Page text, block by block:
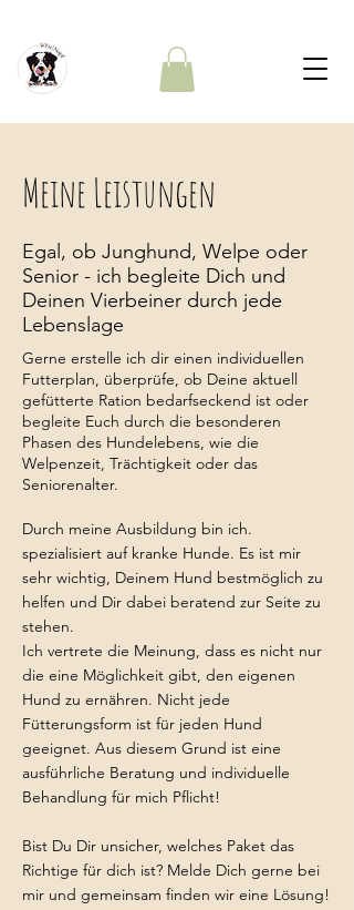
Meine Leistungen
Egal, ob Junghund, Welpe oder
Senior - ich begleite Dich und
Deinen Vierbeiner durch jede
Lebenslage
Gerne erstelle ich dir einen individuellen
Futterplan, überprüfe, ob Deine aktuell
gefütterte Ration bedarfseckend ist oder
begleite Euch durch die besonderen
Phasen des Hundelebens, wie die
Welpenzeit, Trächtigkeit oder das
Seniorenalter.
Durch meine Ausbildung bin ich.
spezialisiert auf kranke Hunde. Es ist mir
sehr wichtig, Deinem Hund bestmöglich zu
helfen und Dir dabei beratend zur Seite zu
stehen.
Ich vertrete die Meinung, dass es nicht nur
die eine Möglichkeit gibt, den eigenen
Hund zu ernähren. Nicht jede
Fütterungsform ist für jeden Hund
geeignet. Aus diesem Grund ist eine
ausführliche Beratung und individuelle
Behandlung für mich Pflicht!
Bist Du Dir unsicher, welches Paket das
Richtige für dich ist? Melde Dich gerne bei
mir und gemeinsam finden wir eine Lösung!